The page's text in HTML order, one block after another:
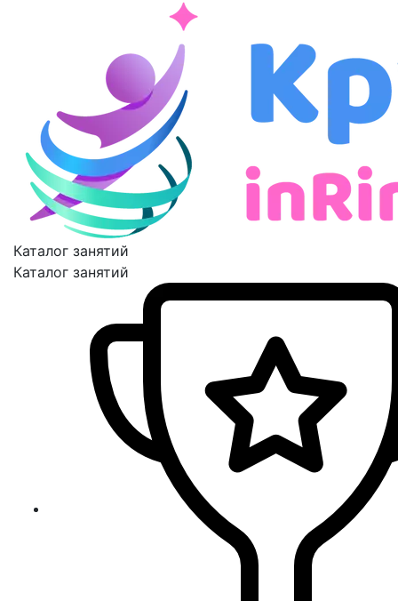
Каталог занятий
Каталог занятий